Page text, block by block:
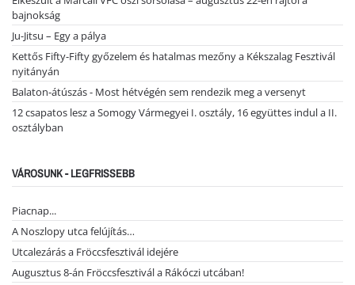
bajnokság
Ju-Jitsu – Egy a pálya
Kettős Fifty-Fifty győzelem és hatalmas mezőny a Kékszalag Fesztivál
nyitányán
Balaton-átúszás - Most hétvégén sem rendezik meg a versenyt
12 csapatos lesz a Somogy Vármegyei I. osztály, 16 együttes indul a II.
osztályban
VÁROSUNK - LEGFRISSEBB
Piacnap...
A Noszlopy utca felújítás…
Utcalezárás a Fröccsfesztivál idejére
Augusztus 8-án Fröccsfesztivál a Rákóczi utcában!